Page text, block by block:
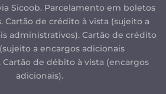
Sicoob. Parcelamento em boletos
Cartão de crédito à vista (sujeito a
administrativos). Cartão de crédito
a encargos adicionais
de débito à vista (encargos
adicionais).